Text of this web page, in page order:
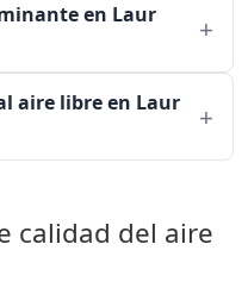
en Laur
aire libre en Laur
calidad del aire